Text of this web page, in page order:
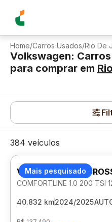
Home/Carros Usados/Rio De
Volkswagen:
para comprar em
384 veículos
Mais pesquisado
VOLKSWAGEN T-
40.832 km2024/2025